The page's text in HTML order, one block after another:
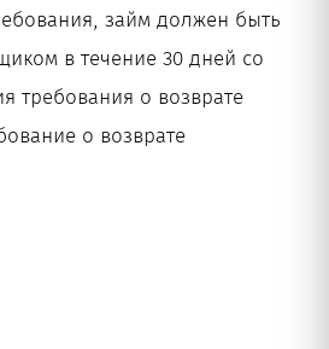
займ должен быть
в течение 30 дней со
требования о возврате
о возврате